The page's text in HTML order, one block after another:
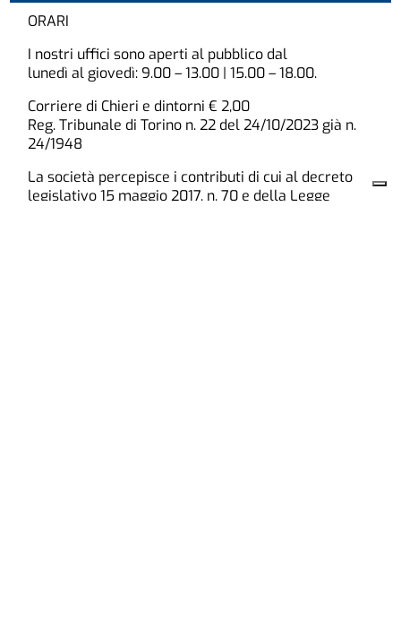
ORARI
I nostri uffici sono aperti al pubblico dal
lunedì al giovedì: 9.00 – 13.00 | 15.00 – 18.00.
Corriere di Chieri e dintorni € 2,00
Reg. Tribunale di Torino n. 22 del 24/10/2023 già n.
24/1948
La società percepisce i contributi di cui al decreto
legislativo 15 maggio 2017, n. 70 e della Legge